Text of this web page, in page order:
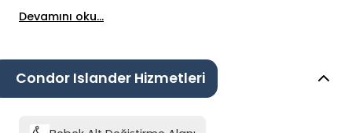
sağlar.
Devamını oku...
Condor Islander Hizmetleri